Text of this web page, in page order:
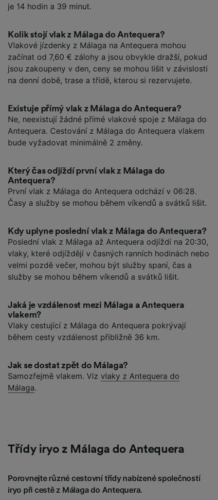
je 14 hodin a 39 minut.
Kolik stojí vlak z Málaga do Antequera?
Vlakové jízdenky z Málaga na Antequera mohou
začínat od 7,60 € zálohy a jsou obvykle dražší, pokud
jsou zakoupeny v den, ceny se mohou lišit v závislosti
na denní době, trase a třídě, kterou si rezervujete.
Existuje přímý vlak z Málaga do Antequera?
Ne, neexistují žádné přímé vlakové spoje z Málaga do
Antequera. Cestování z Málaga do Antequera vlakem
bude vyžadovat minimálně 2 změny.
Který čas odjíždí první vlak z Málaga do
Antequera?
První vlak z Málaga do Antequera odchází v 06:28.
Časy a služby se mohou během víkendů a svátků lišit.
Kdy uplyne poslední vlak z Málaga do Antequera?
Poslední vlak z Málaga až Antequera odjíždí na 20:30,
vlaky, které odjíždějí v časných ranních hodinách nebo
velmi pozdě večer, mohou být služby spaní, čas a
služby se mohou během víkendů a svátků lišit.
Jaká je vzdálenost mezi Málaga a Antequera
vlakem?
Vlaky cestující z Málaga do Antequera pokrývají
během cesty vzdálenost přibližně 36 km.
Jak se dostat zpět do Málaga?
Samozřejmě vlakem. Viz vlaky z Antequera do
Málaga.
Třídy iryo z Málaga do Antequera
Porovnejte různé cestovní třídy nabízené společností
iryo při cestě z Málaga do Antequera.